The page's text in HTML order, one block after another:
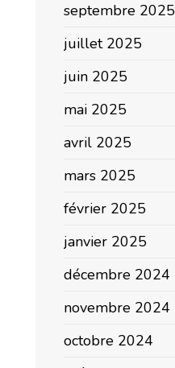
septembre 2025
juillet 2025
juin 2025
mai 2025
avril 2025
mars 2025
février 2025
janvier 2025
décembre 2024
novembre 2024
octobre 2024